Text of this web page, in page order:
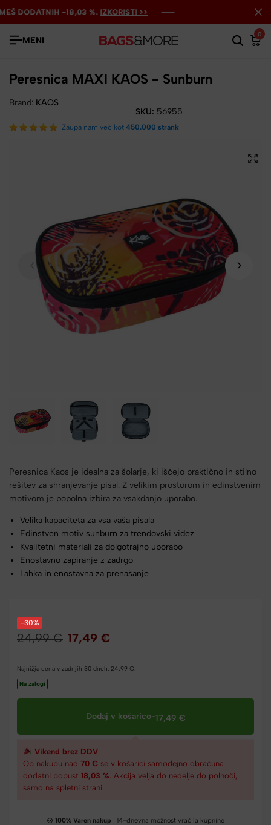
DODATNIH -18,03 %. IZKORISTI >>
DODATNIH -18,03 %. IZKORISTI >>
DODATNIH -18,03 %. IZKORISTI >>
MENI
0
Peresnica MAXI KAOS - Sunburn
Brand: KAOS
SKU: 56955
Zaupa nam več kot 450.000 strank
Peresnica Kaos je idealna za šolarje, ki iščejo praktično in stilno
rešitev za shranjevanje pisal. Z velikim prostorom in edinstvenim
motivom je popolna izbira za vsakdanjo uporabo.
Velika kapaciteta za vsa vaša pisala
Edinstven motiv sunburn za trendovski videz
Kvalitetni materiali za dolgotrajno uporabo
Enostavno zapiranje z zadrgo
Lahka in enostavna za prenašanje
-30%
24,99€ 17,49 €
Najnižja cena v zadnjih 30 dneh: 24,99 €
Na zalogi
Dodaj v košarico-17,49 €
Vikend brez DDV
Ob nakupu nad 70 € se v košarici samodejno obračuna
dodatni popust 18,03 % . Akcija velja do nedelje do polnoči,
samo na spletni strani.
100% Varen nakup | 14-dnevna možnost vračila kupnine